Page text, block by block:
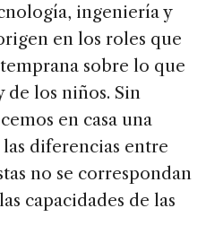
ingeniería y
en los roles que
sobre lo que
de los niños. Sin
en casa una
diferencias entre
no se correspondan
capacidades de las